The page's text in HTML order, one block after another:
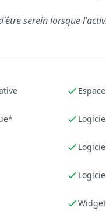
serein lorsque